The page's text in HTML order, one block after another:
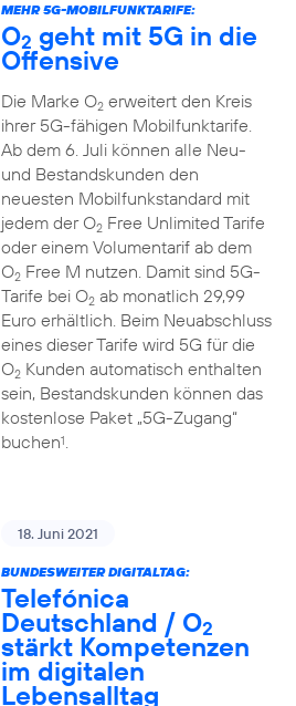
MEHR 5G-MOBILFUNKTARIFE:
O2 geht mit 5G in die
Offensive
Die Marke O2erweitert den Kreis
ihrer 5G-fähigen Mobilfunktarife.
Ab dem 6. Juli können alle Neu-
und Bestandskunden den
neuesten Mobilfunkstandard mit
jedem der O2Free Unlimited Tarife
oder einem Volumentarif ab dem
O2Free M nutzen. Damit sind 5G-
Tarife bei O2ab monatlich 29,99
Euro erhältlich. Beim Neuabschluss
eines dieser Tarife wird 5G für die
O2Kunden automatisch enthalten
sein, Bestandskunden können das
kostenlose Paket „5G-Zugang“
buchen1.
18. Juni 2021
BUNDESWEITER DIGITALTAG:
Telefónica
Deutschland / O2
stärkt Kompetenzen
im digitalen
Lebensalltag